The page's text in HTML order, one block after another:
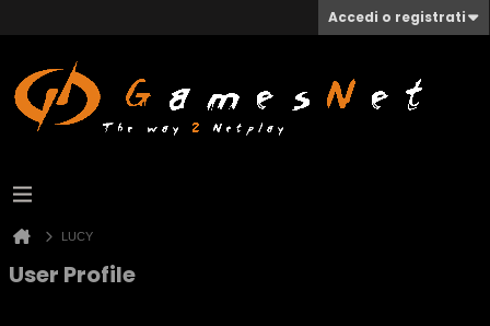
Accedi o registrati
LUCY
User Profile